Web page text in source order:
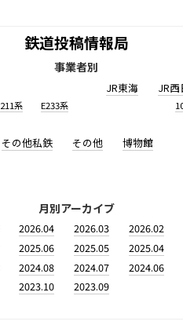
鉄道投稿情報局
事業者別
211系 E233系
JR東海 JR
その他私鉄 その他 博物館
月別アーカイブ
2026.04 2026.03 2026.02
2025.06 2025.05 2025.04
2024.08 2024.07 2024.06
2023.10 2023.09